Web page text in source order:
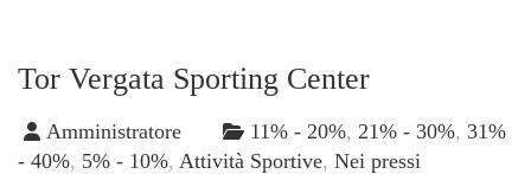
Tor Vergata Sporting Center
Amministratore 11% - 20%, 21% - 30%, 31%
- 40%, 5% - 10%, Attività Sportive, Nei pressi